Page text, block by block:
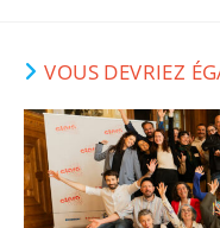
VOUS DEVRIEZ